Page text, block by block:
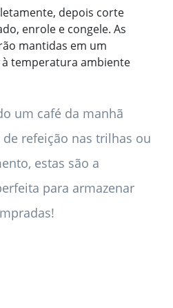
depois corte
enrole e congele. As
mantidas em um
temperatura ambiente
um café da manhã
refeição nas trilhas ou
estas são a
para armazenar